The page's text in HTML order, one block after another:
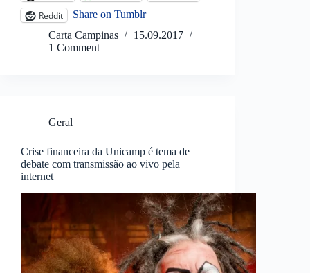
Reddit
Share on Tumblr
Carta Campinas
15.09.2017
1 Comment
Geral
Crise financeira da Unicamp é tema de
debate com transmissão ao vivo pela
internet